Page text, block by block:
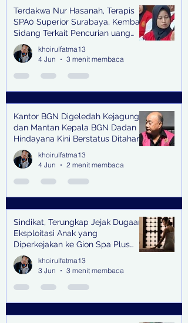
Terdakwa Nur Hasanah, Terapis
SPA0 Superior Surabaya, Kembali
Sidang Terkait Pencurian uang
senilai Rp1,285 M di PN Surabaya
khoirulfatma13
4 Jun
3 menit membaca
Kantor BGN Digeledah Kejagung
dan Mantan Kepala BGN Dadan
Hindayana Kini Berstatus Ditahan
khoirulfatma13
4 Jun
2 menit membaca
Sindikat, Terungkap Jejak Dugaan
Eksploitasi Anak yang
Diperkejakan ke Gion Spa Plus
and Pub Surabaya,
khoirulfatma13
3 Jun
3 menit membaca